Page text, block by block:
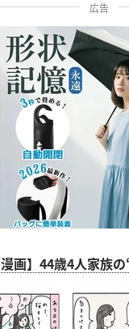
広告
画】44歳4人家族